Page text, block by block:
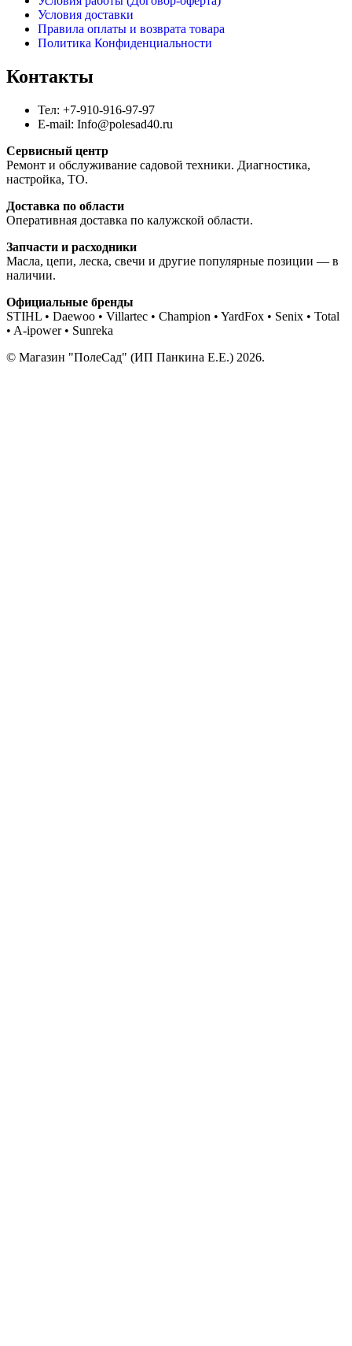
Условия доставки
Правила оплаты и возврата товара
Политика Конфиденциальности
Контакты
Тел: +7-910-916-97-97
E-mail: Info@polesad40.ru
Сервисный центр
Ремонт и обслуживание садовой техники. Диагностика,
настройка, ТО.
Доставка по области
Оперативная доставка по калужской области.
Запчасти и расходники
Масла, цепи, леска, свечи и другие популярные позиции — в
наличии.
Официальные бренды
STIHL • Daewoo • Villartec • Champion • YardFox • Senix • Total
• A-ipower • Sunreka
© Магазин "ПолеСад" (ИП Панкина Е.Е.) 2026.